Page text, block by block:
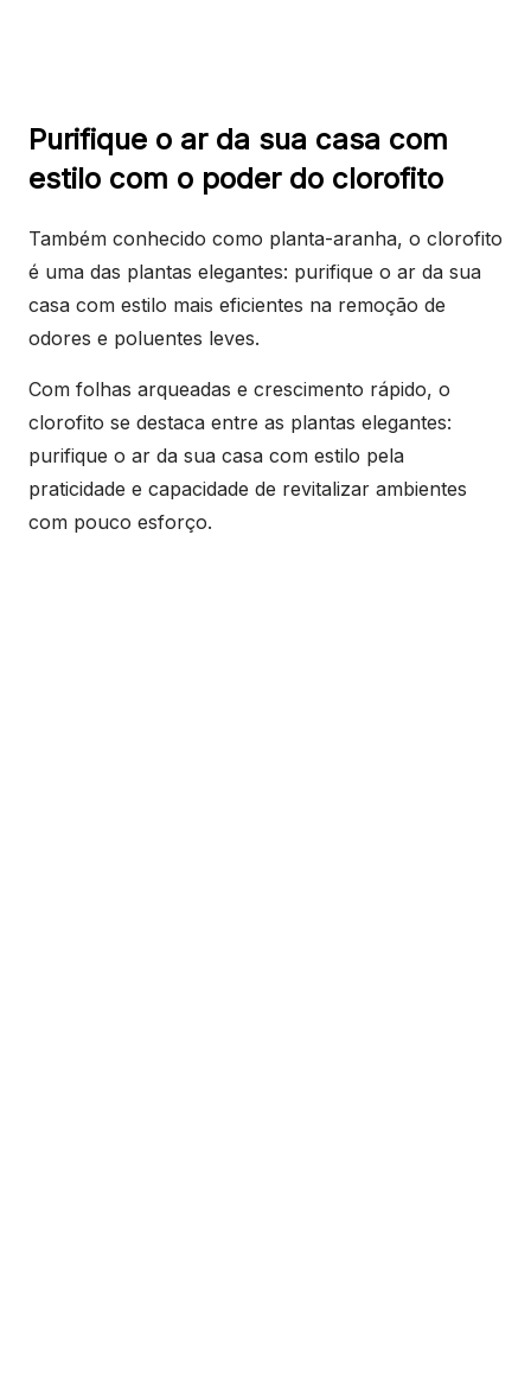
Purifique o ar da sua casa com
estilo com o poder do clorofito
Também conhecido como planta-aranha, o clorofito
é uma das plantas elegantes: purifique o ar da sua
casa com estilo mais eficientes na remoção de
odores e poluentes leves.
Com folhas arqueadas e crescimento rápido, o
clorofito se destaca entre as plantas elegantes:
purifique o ar da sua casa com estilo pela
praticidade e capacidade de revitalizar ambientes
com pouco esforço.